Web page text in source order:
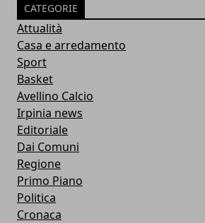
CATEGORIE
Attualità
Casa e arredamento
Sport
Basket
Avellino Calcio
Irpinia news
Editoriale
Dai Comuni
Regione
Primo Piano
Politica
Cronaca